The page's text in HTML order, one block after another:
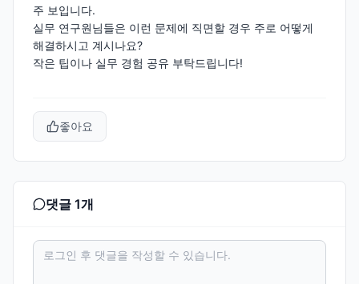
주 보입니다.
실무 연구원님들은 이런 문제에 직면할 경우 주로 어떻게
해결하시고 계시나요?
작은 팁이나 실무 경험 공유 부탁드립니다!
좋아요
댓글 1개